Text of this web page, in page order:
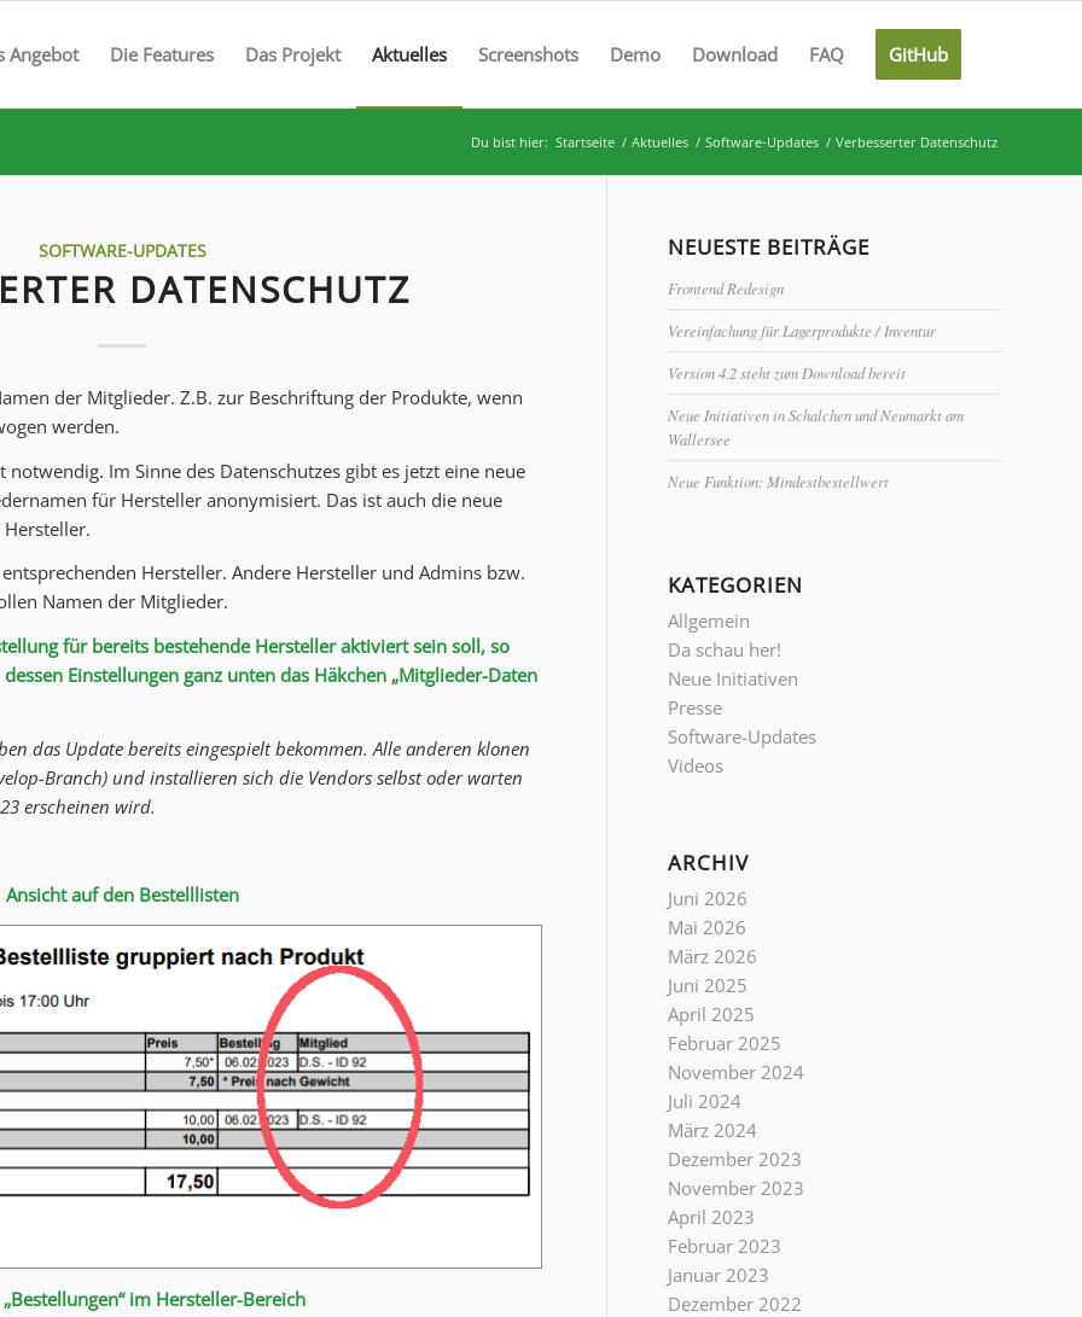
Angebot Die Features Das Projekt Aktuelles Screenshots Demo Download FAQ GitHub
Du bist hier: Startseite / Aktuelles / Software-Updates / Verbesserter Datenschutz
SOFTWARE-UPDATES
DATENSCHUTZ
der Mitglieder. Z.B. zur Beschriftung der Produkte, wenn
werden.
Im Sinne des Datenschutzes gibt es jetzt eine neue
für Hersteller anonymisiert. Das ist auch die neue
Hersteller. Andere Hersteller und Admins bzw.
Namen der Mitglieder.
für bereits bestehende Hersteller aktiviert sein soll, so
Einstellungen ganz unten das Häkchen „Mitglieder-Daten
das Update bereits eingespielt bekommen. Alle anderen klonen
Branch) und installieren sich die Vendors selbst oder warten
erscheinen wird.
Ansicht auf den Bestelllisten
im Hersteller-Bereich
NEUESTE BEITRÄGE
Frontend Redesign
Vereinfachung für Lagerprodukte / Inventur
Version 4.2 steht zum Download bereit
Neue Initiativen in Schalchen und Neumarkt am
Wallersee
Neue Funktion: Mindestbestellwert
KATEGORIEN
Allgemein
Da schau her!
Neue Initiativen
Presse
Software-Updates
Videos
ARCHIV
Juni 2026
Mai 2026
März 2026
Juni 2025
April 2025
Februar 2025
November 2024
Juli 2024
März 2024
Dezember 2023
November 2023
April 2023
Februar 2023
Januar 2023
Dezember 2022